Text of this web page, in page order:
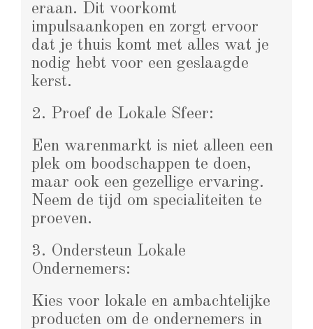
eraan. Dit voorkomt
impulsaankopen en zorgt ervoor
dat je thuis komt met alles wat je
nodig hebt voor een geslaagde
kerst.
2. Proef de Lokale Sfeer:
Een warenmarkt is niet alleen een
plek om boodschappen te doen,
maar ook een gezellige ervaring.
Neem de tijd om specialiteiten te
proeven.
3. Ondersteun Lokale
Ondernemers:
Kies voor lokale en ambachtelijke
producten om de ondernemers in